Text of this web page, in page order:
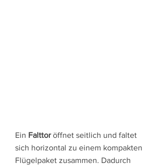
Ein Falttoröffnet seitlich und faltet
sich horizontal zu einem kompakten
Flügelpaket zusammen. Dadurch